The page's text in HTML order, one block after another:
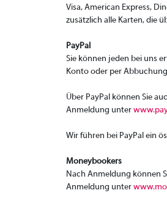
Visa, American Express,
zusätzlich alle Karten, die
PayPal
Sie können jeden bei uns
Konto oder per
Über PayPal können Sie
Anmeldung unter
Wir führen bei PayPal ein
Moneybookers
Nach Anmeldung können
Anmeldung unter